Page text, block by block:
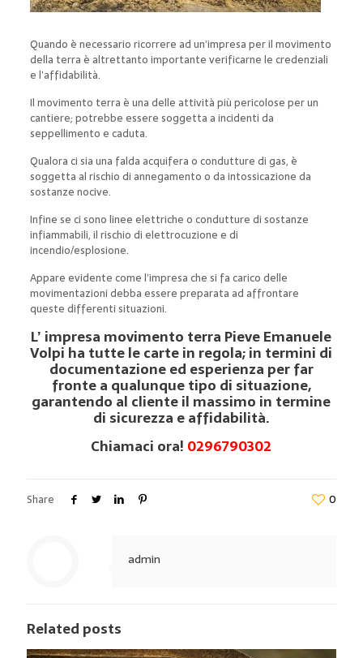
Quando è necessario ricorrere ad un’impresa per il movimento
della terra è altrettanto importante verificarne le credenziali
e l’affidabilità.
Il movimento terra è una delle attività più pericolose per un
cantiere; potrebbe essere soggetta a incidenti da
seppellimento e caduta.
Qualora ci sia una falda acquifera o condutture di gas, è
soggetta al rischio di annegamento o da intossicazione da
sostanze nocive.
Infine se ci sono linee elettriche o condutture di sostanze
infiammabili, il rischio di elettrocuzione e di
incendio/esplosione.
Appare evidente come l’impresa che si fa carico delle
movimentazioni debba essere preparata ad affrontare
queste differenti situazioni.
L’ impresa movimento terra Pieve Emanuele
Volpi ha tutte le carte in regola; in termini di
documentazione ed esperienza per far
fronte a qualunque tipo di situazione,
garantendo al cliente il massimo in termine
di sicurezza e affidabilità.
Chiamaci ora! 0296790302
Share 0
admin
Related posts